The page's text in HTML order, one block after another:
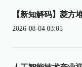
【新知解码】菱方
2026-08-04 03:05